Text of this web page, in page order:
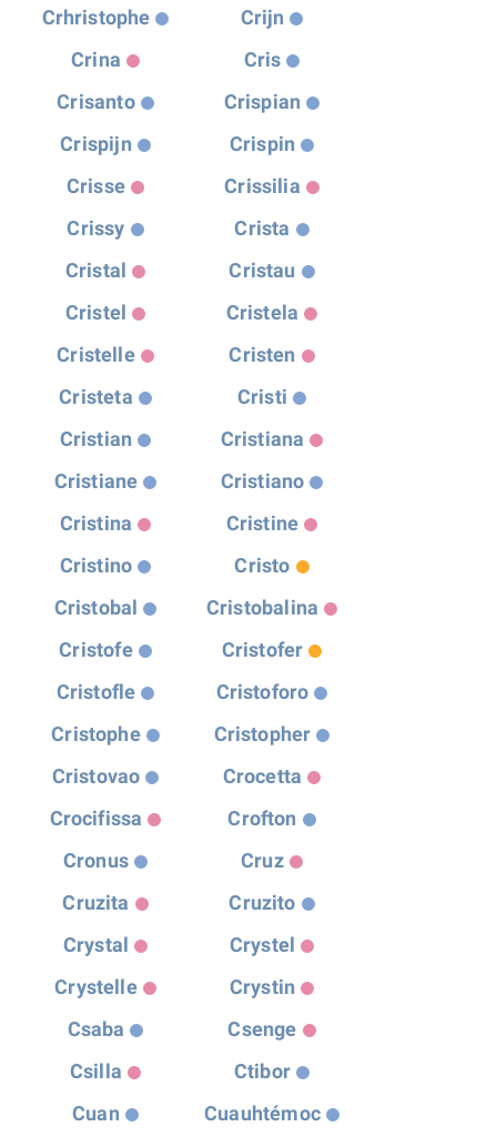
Crhristophe
Crijn
Crina
Cris
Crisanto
Crispian
Crispijn
Crispin
Crisse
Crissilia
Crissy
Crista
Cristal
Cristau
Cristel
Cristela
Cristelle
Cristen
Cristeta
Cristi
Cristian
Cristiana
Cristiane
Cristiano
Cristina
Cristine
Cristino
Cristo
Cristobal
Cristobalina
Cristofe
Cristofer
Cristofle
Cristoforo
Cristophe
Cristopher
Cristovao
Crocetta
Crocifissa
Crofton
Cronus
Cruz
Cruzita
Cruzito
Crystal
Crystel
Crystelle
Crystin
Csaba
Csenge
Csilla
Ctibor
Cuan
Cuauhtémoc